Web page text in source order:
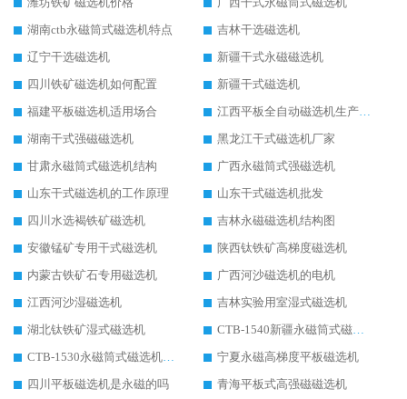
湖南ctb永磁筒式磁选机特点
吉林干选磁选机
辽宁干选磁选机
新疆干式永磁磁选机
四川铁矿磁选机如何配置
新疆干式磁选机
福建平板磁选机适用场合
江西平板全自动磁选机生产厂家
湖南干式强磁磁选机
黑龙江干式磁选机厂家
甘肃永磁筒式磁选机结构
广西永磁筒式强磁选机
山东干式磁选机的工作原理
山东干式磁选机批发
四川水选褐铁矿磁选机
吉林永磁磁选机结构图
安徽锰矿专用干式磁选机
陕西钛铁矿高梯度磁选机
内蒙古铁矿石专用磁选机
广西河沙磁选机的电机
江西河沙湿磁选机
吉林实验用室湿式磁选机
湖北钛铁矿湿式磁选机
CTB-1540新疆永磁筒式磁选机
CTB-1530永磁筒式磁选机代理商
宁夏永磁高梯度平板磁选机
四川平板磁选机是永磁的吗
青海平板式高强磁磁选机